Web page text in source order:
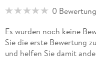
0
Es wurden noch keine
Sie die erste Bewertung
und helfen Sie damit